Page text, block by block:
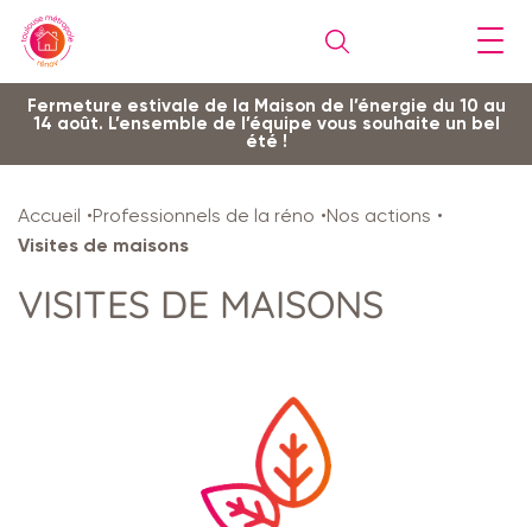
Gestion de vos préférences sur les cookies
Aller
au
contenu
Aller
à
la
Aller
à
la
Aller
au
pied
page
Aller
au
plan
Fermeture estivale de la Maison de l’énergie du 10 au
14 août. L’ensemble de l’équipe vous souhaite un bel
été !
Accueil Professionnels de la réno
Nos actions
Visites de maisons
VISITES DE MAISONS